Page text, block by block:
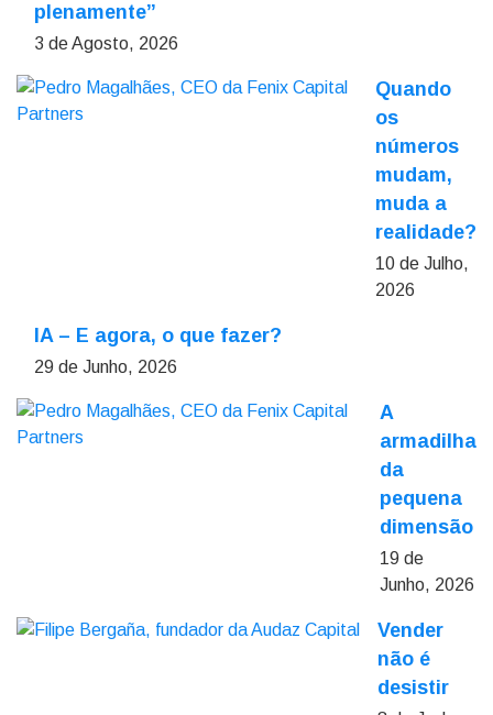
plenamente”
3 de Agosto, 2026
Quando
os
números
mudam,
muda a
realidade?
10 de Julho,
2026
IA – E agora, o que fazer?
29 de Junho, 2026
A
armadilha
da
pequena
dimensão
19 de
Junho, 2026
Vender
não é
desistir